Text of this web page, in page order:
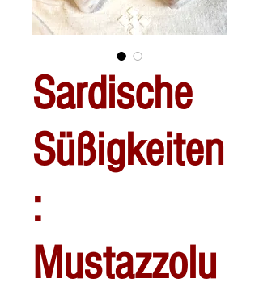
Sardische
Süßigkeiten
:
Mustazzolu